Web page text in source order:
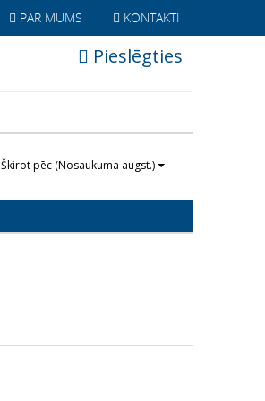
PAR MUMS KONTAKTI
Pieslēgties
Škirot pēc (Nosaukuma augst.)